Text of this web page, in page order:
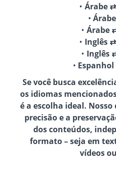
Árabe
Árabe
Inglês
Inglês
Se você busca
os idiomas
é a escolha ideal.
precisão e a
dos conteúdos,
formato – seja em
vídeos